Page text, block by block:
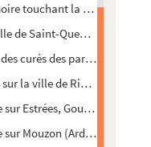
touchant la ville de
de Saint-Quentin est
curés des paroisses de la
la ville de Ribemont
Estrées, Gouy, Le Câtelet,
Mouzon (Ardennes)